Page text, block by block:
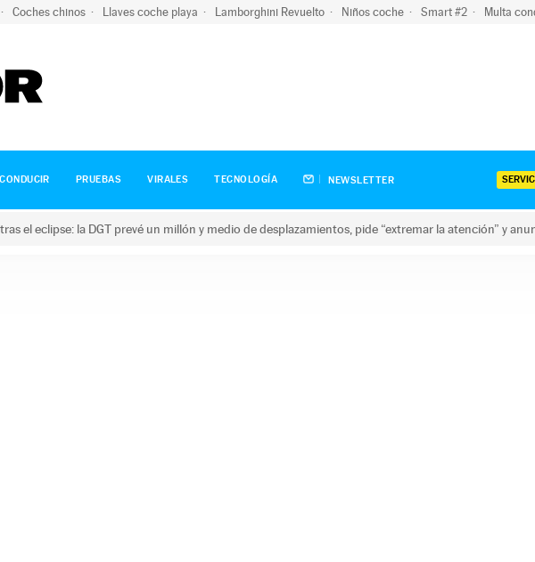
Coches chinos Llaves coche playa Lamborghini Revuelto Niños coche Smart #2 Multa
CONDUCIR PRUEBAS VIRALES TECNOLOGÍA NEWSLETTER
el eclipse: la DGT prevé un millón y medio de desplazamientos, pide “extremar la atención” y